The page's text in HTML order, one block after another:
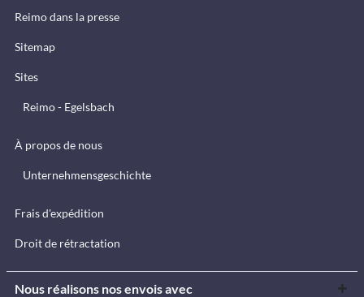
Reimo dans la presse
Sitemap
Sites
Reimo - Egelsbach
À propos de nous
Unternehmensgeschichte
Frais d'expédition
Droit de rétractation
Nous réalisons nos envois avec